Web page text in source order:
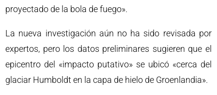
proyectado de la bola de fuego».
La nueva investigación aún no ha sido revisada por
expertos, pero los datos preliminares sugieren que el
epicentro del «impacto putativo» se ubicó «cerca del
glaciar Humboldt en la capa de hielo de Groenlandia».